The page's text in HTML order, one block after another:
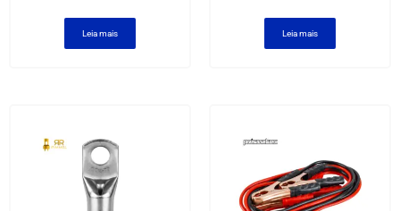
Leia mais Leia mais